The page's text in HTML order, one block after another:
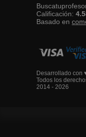
Calificación:
Basado en
Desarrollado con
Todos los
2014 - 2026